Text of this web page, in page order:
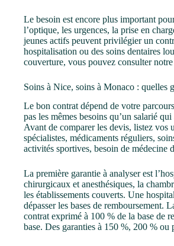
Le besoin est encore plus important
l’optique, les urgences, la prise en
jeunes actifs peuvent privilégier un
hospitalisation ou des soins dentaires
couverture, vous pouvez consulter
Soins à Nice, soins à Monaco : quelles
Le bon contrat dépend de votre
pas les mêmes besoins qu’un salarié
Avant de comparer les devis, listez vos
spécialistes, médicaments réguliers,
activités sportives, besoin de médecine
La première garantie à analyser est
chirurgicaux et anesthésiques, la
les établissements couverts. Une
dépasser les bases de remboursement.
contrat exprimé à 100 % de la base de
base. Des garanties à 150 %, 200 % ou